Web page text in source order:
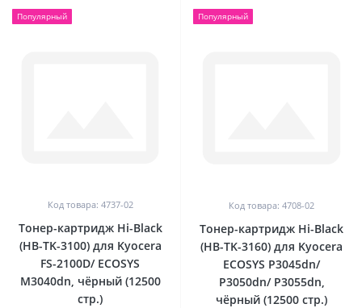
Популярный
Код товара: 4737-02
Тонер-картридж Hi-Black
(HB-TK-3100) для Kyocera
FS-2100D/ ECOSYS
M3040dn, чёрный (12500
стр.)
Популярный
Код товара: 4708-02
Тонер-картридж Hi-Black
(HB-TK-3160) для Kyocera
ECOSYS P3045dn/
P3050dn/ P3055dn,
чёрный (12500 стр.)